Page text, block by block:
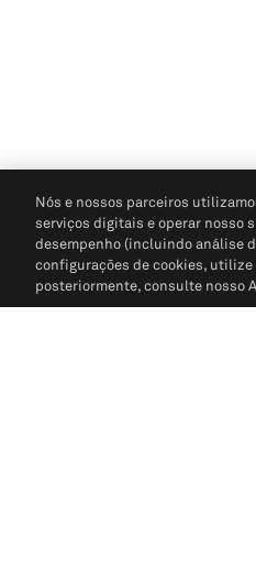
Nós e nossos parceiros
serviços digitais e operar nosso
desempenho (incluindo análise
configurações de cookies, utilize
posteriormente, consulte nosso